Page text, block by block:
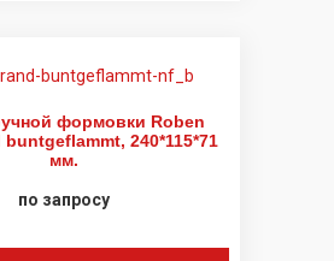
формовки Roben
240*115*71
мм.
по запросу